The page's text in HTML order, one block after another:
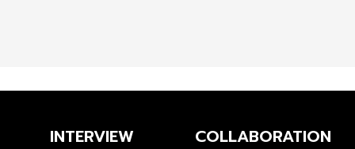
INTERVIEW COLLABORATION